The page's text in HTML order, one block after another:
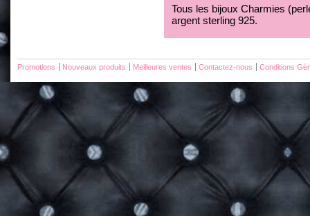
Tous les bijoux Charmies
argent sterling 925.
Promotions Nouveaux produits Meilleures ventes Contactez-nous Conditions